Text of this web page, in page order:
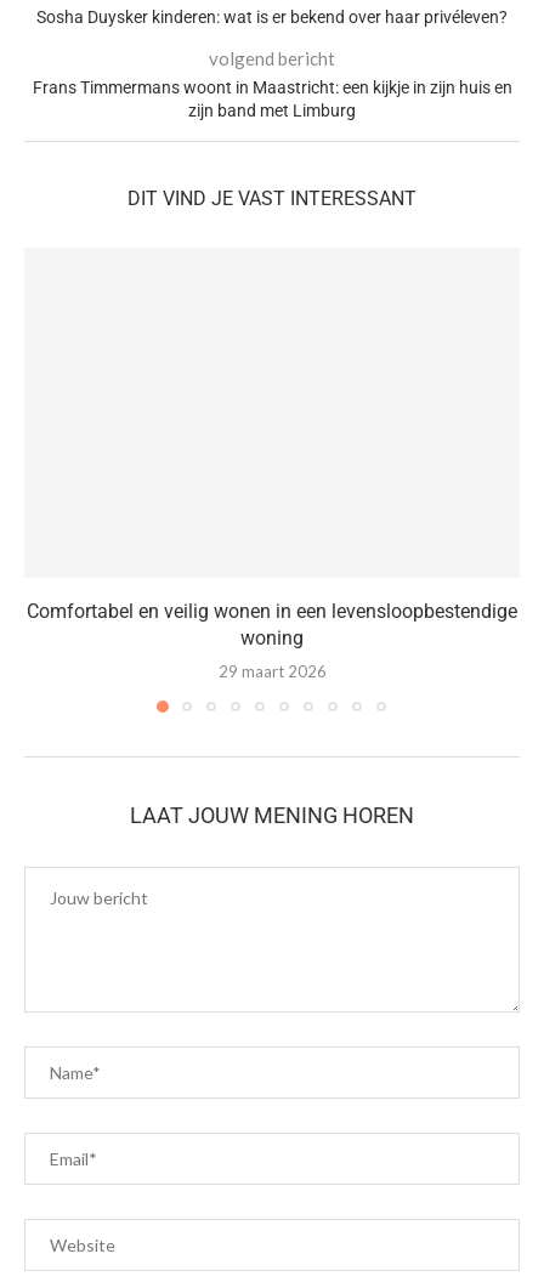
Sosha Duysker kinderen: wat is er bekend over haar privéleven?
volgend bericht
Frans Timmermans woont in Maastricht: een kijkje in zijn huis en
zijn band met Limburg
DIT VIND JE VAST INTERESSANT
Comfortabel en veilig wonen in een levensloopbestendige
woning
29 maart 2026
LAAT JOUW MENING HOREN